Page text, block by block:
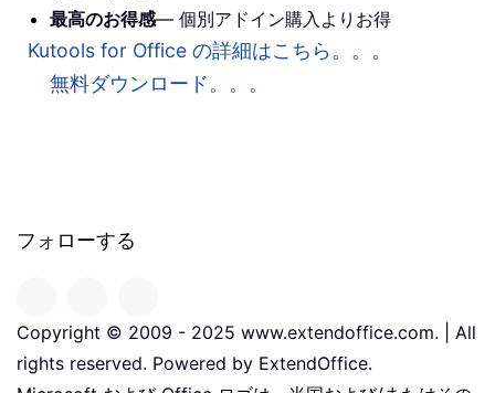
最高のお得感— 個別アドイン購入よりお得
Kutools for Office の詳細はこちら。。。
無料ダウンロード。。。
フォローする
Copyright © 2009 - 2025 www.extendoffice.com. | All
rights reserved. Powered by ExtendOffice.